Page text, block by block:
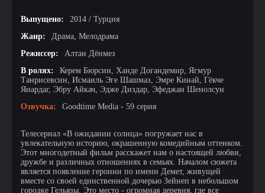
Выпущено:
2014 / Турция
Жанр:
Драма, Мелодрама
Режиссер:
Алтан Дёнмез
В ролях:
Керем Бюрсин, Ханде Догандемир, Ягмур
Танрисевсин, Исмаиль Эге Шашмаз, Эмре Кинай, Гёкче
Янардаг, Эбру Айкач, Эдже Диздар, Эфеджан Шенолсун
Озвучка:
Goodtime Media - 59 серия
Телесериал «В ожидании солнца» погружает нас в
увлекательную историю, окрашенную комедийным оттенком.
Этот многодетный фильм расскажет нам о настоящей любви,
дружбе и различных отношениях в семьях. Началом сюжета
является появление героини по имени Демет, живущей
вместе со своей единственной дочерью Зейнеп в небольшом
городке Гельязы. Это место - огромная деревня, где все